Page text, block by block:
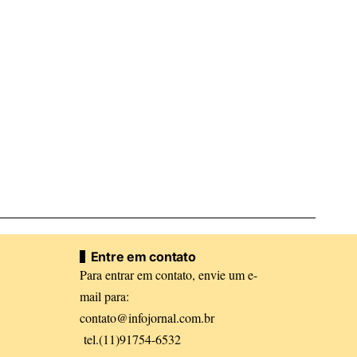
Entre em contato
Para entrar em contato, envie um e-
mail para:
contato@infojornal.com.br
tel.(11)91754-6532